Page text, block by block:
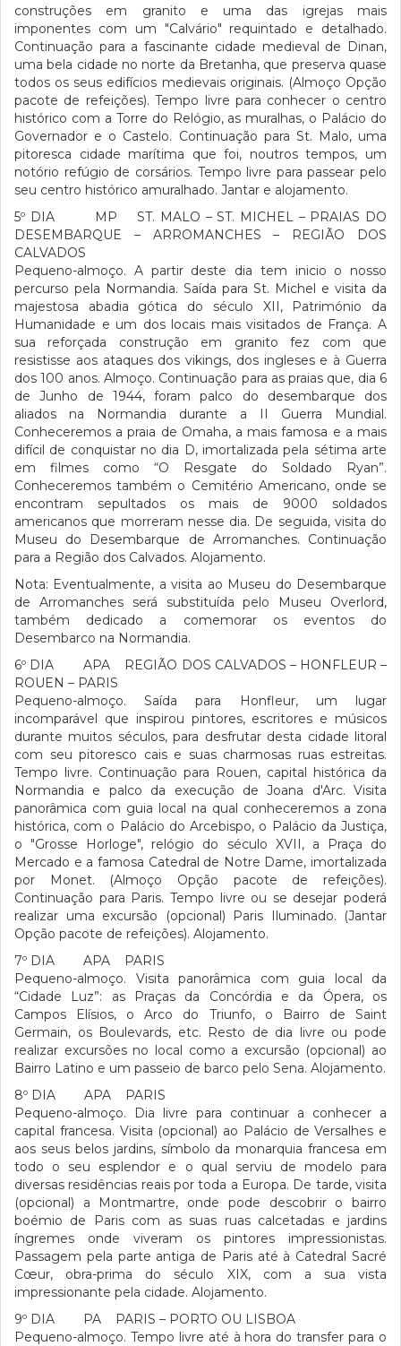
construções em granito e uma das igrejas mais
imponentes com um "Calvário" requintado e detalhado.
Continuação para a fascinante cidade medieval de Dinan,
uma bela cidade no norte da Bretanha, que preserva quase
todos os seus edifícios medievais originais. (Almoço Opção
pacote de refeições). Tempo livre para conhecer o centro
histórico com a Torre do Relógio, as muralhas, o Palácio do
Governador e o Castelo. Continuação para St. Malo, uma
pitoresca cidade marítima que foi, noutros tempos, um
notório refúgio de corsários. Tempo livre para passear pelo
seu centro histórico amuralhado. Jantar e alojamento.
5º DIA MP ST. MALO – ST. MICHEL – PRAIAS DO
DESEMBARQUE – ARROMANCHES – REGIÃO DOS
CALVADOS
Pequeno-almoço. A partir deste dia tem inicio o nosso
percurso pela Normandia. Saída para St. Michel e visita da
majestosa abadia gótica do século XII, Património da
Humanidade e um dos locais mais visitados de França. A
sua reforçada construção em granito fez com que
resistisse aos ataques dos vikings, dos ingleses e à Guerra
dos 100 anos. Almoço. Continuação para as praias que, dia 6
de Junho de 1944, foram palco do desembarque dos
aliados na Normandia durante a II Guerra Mundial.
Conheceremos a praia de Omaha, a mais famosa e a mais
difícil de conquistar no dia D, imortalizada pela sétima arte
em filmes como “O Resgate do Soldado Ryan”.
Conheceremos também o Cemitério Americano, onde se
encontram sepultados os mais de 9000 soldados
americanos que morreram nesse dia. De seguida, visita do
Museu do Desembarque de Arromanches. Continuação
para a Região dos Calvados. Alojamento.
Nota: Eventualmente, a visita ao Museu do Desembarque
de Arromanches será substituída pelo Museu Overlord,
também dedicado a comemorar os eventos do
Desembarco na Normandia.
6º DIA APA REGIÃO DOS CALVADOS – HONFLEUR –
ROUEN – PARIS
Pequeno-almoço. Saída para Honfleur, um lugar
incomparável que inspirou pintores, escritores e músicos
durante muitos séculos, para desfrutar desta cidade litoral
com seu pitoresco cais e suas charmosas ruas estreitas.
Tempo livre. Continuação para Rouen, capital histórica da
Normandia e palco da execução de Joana d'Arc. Visita
panorâmica com guia local na qual conheceremos a zona
histórica, com o Palácio do Arcebispo, o Palácio da Justiça,
o "Grosse Horloge", relógio do século XVII, a Praça do
Mercado e a famosa Catedral de Notre Dame, imortalizada
por Monet. (Almoço Opção pacote de refeições).
Continuação para Paris. Tempo livre ou se desejar poderá
realizar uma excursão (opcional) Paris Iluminado. (Jantar
Opção pacote de refeições). Alojamento.
7º DIA APA PARIS
Pequeno-almoço. Visita panorâmica com guia local da
“Cidade Luz”: as Praças da Concórdia e da Ópera, os
Campos Elísios, o Arco do Triunfo, o Bairro de Saint
Germain, os Boulevards, etc. Resto de dia livre ou pode
realizar excursões no local como a excursão (opcional) ao
Bairro Latino e um passeio de barco pelo Sena. Alojamento.
8º DIA APA PARIS
Pequeno-almoço. Dia livre para continuar a conhecer a
capital francesa. Visita (opcional) ao Palácio de Versalhes e
aos seus belos jardins, símbolo da monarquia francesa em
todo o seu esplendor e o qual serviu de modelo para
diversas residências reais por toda a Europa. De tarde, visita
(opcional) a Montmartre, onde pode descobrir o bairro
boémio de Paris com as suas ruas calcetadas e jardins
íngremes onde viveram os pintores impressionistas.
Passagem pela parte antiga de Paris até à Catedral Sacré
Cœur, obra-prima do século XIX, com a sua vista
impressionante pela cidade. Alojamento.
9º DIA PA PARIS – PORTO OU LISBOA
Pequeno-almoço. Tempo livre até à hora do transfer para o